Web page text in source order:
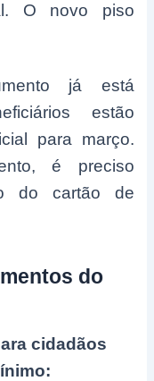
O novo piso
já está
estão
para março.
é preciso
do cartão de
do
cidadãos